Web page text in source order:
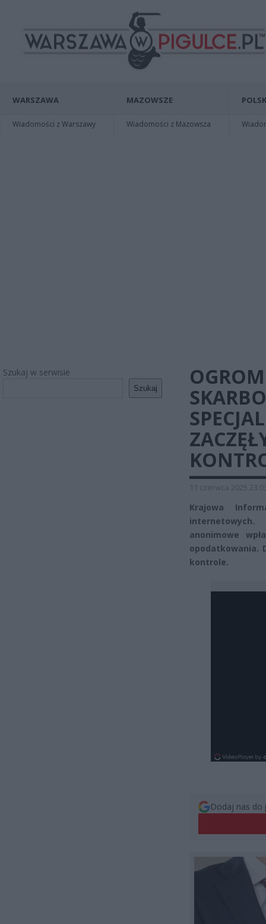
WARSZAWA
Wiadomości z Warszawy
MAZOWSZE
Wiadomości z Mazowsza
Szukaj w serwisie
Szukaj
11 czerwca 2025
Krajowa
anonimowe
opodatkowania.
kontrole.
Dodaj nas do